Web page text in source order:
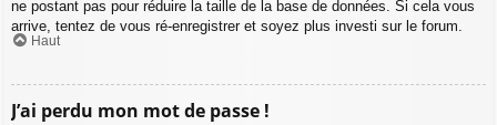
ne postant pas pour réduire la taille de la base de données. Si cela vous
arrive, tentez de vous ré-enregistrer et soyez plus investi sur le forum.
Haut
J’ai perdu mon mot de passe !